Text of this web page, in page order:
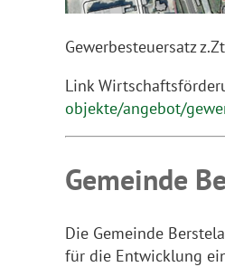
Gewerbesteuersatz
Link
objekte/angebot/
Gemeinde
Die Gemeinde
für die Entwicklung